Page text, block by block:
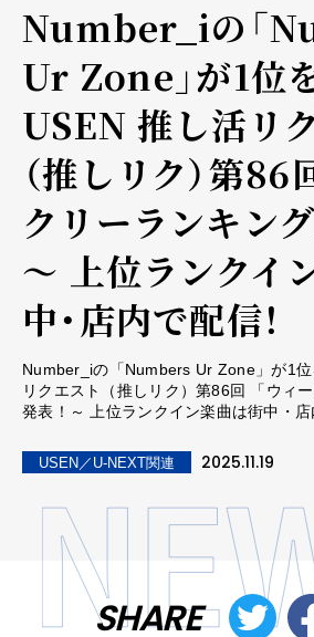
Number_iの「
Ur Zone」が1位
USEN 推し活リ
（推しリク）第86
クリーランキング
～ 上位ランクイ
中・店内で配信！
Number_iの「Numbers Ur Zone」が1
リクエスト（推しリク）第86回 「ウィ
発表！～ 上位ランクイン楽曲は街中・店
USEN／U-NEXT関連 2025.11.19
SHARE